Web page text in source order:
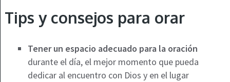
Tips y consejos para orar
Tener un espacio adecuado para la oración
durante el día, el mejor momento que pueda
dedicar al encuentro con Dios y en el lugar